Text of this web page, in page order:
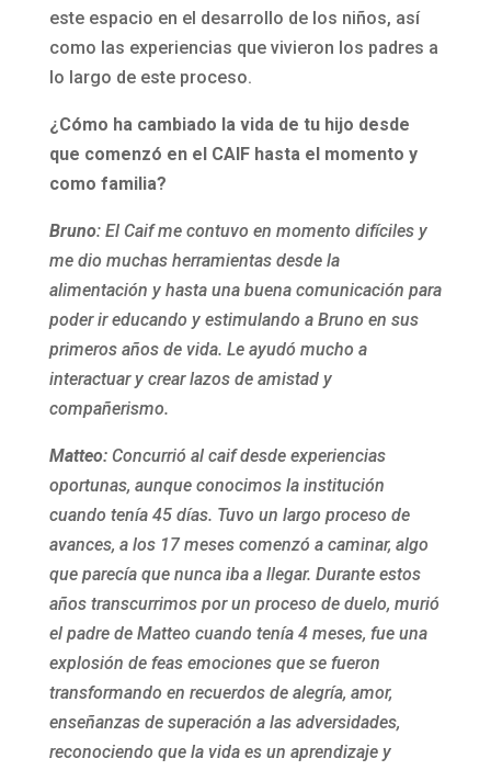
este espacio en el desarrollo de los niños, así
como las experiencias que vivieron los padres a
lo largo de este proceso.
¿Cómo ha cambiado la vida de tu hijo desde
que comenzó en el CAIF hasta el momento y
como familia?
Bruno: El Caif me contuvo en momento difíciles y
me dio muchas herramientas desde la
alimentación y hasta una buena comunicación para
poder ir educando y estimulando a Bruno en sus
primeros años de vida. Le ayudó mucho a
interactuar y crear lazos de amistad y
compañerismo.
Matteo:Concurrió al caif desde experiencias
oportunas, aunque conocimos la institución
cuando tenía 45 días. Tuvo un largo proceso de
avances, a los 17 meses comenzó a caminar, algo
que parecía que nunca iba a llegar. Durante estos
años transcurrimos por un proceso de duelo, murió
el padre de Matteo cuando tenía 4 meses, fue una
explosión de feas emociones que se fueron
transformando en recuerdos de alegría, amor,
enseñanzas de superación a las adversidades,
reconociendo que la vida es un aprendizaje y